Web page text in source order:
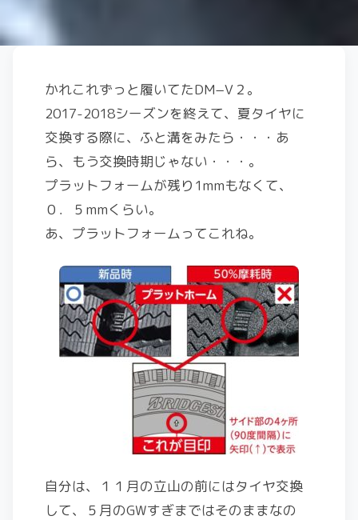
かれこれずっと履いてたDM−V２。
2017-2018シーズンを終えて、夏タイヤに
交換する際に、ふと溝をみたら・・・あ
ら、もう交換時期じゃない・・・。
プラットフォームが残り1mmもなくて、
０．５mmくらい。
あ、プラットフォームってこれね。
自分は、１１月の立山の前にはタイヤ交換
して、５月のGWすぎまではそのままなの